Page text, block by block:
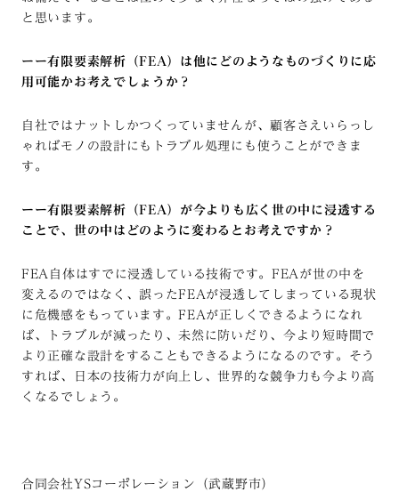
と思います。
ーー有限要素解析（FEA）は他にどのようなものづくりに応
用可能かお考えでしょうか？
自社ではナットしかつくっていませんが、顧客さえいらっし
ゃればモノの設計にもトラブル処理にも使うことができま
す。
ーー有限要素解析（FEA）が今よりも広く世の中に浸透する
ことで、世の中はどのように変わるとお考えですか？
FEA自体はすでに浸透している技術です。FEAが世の中を
変えるのではなく、誤ったFEAが浸透してしまっている現状
に危機感をもっています。FEAが正しくできるようになれ
ば、トラブルが減ったり、未然に防いだり、今より短時間で
より正確な設計をすることもできるようになるのです。そう
すれば、日本の技術力が向上し、世界的な競争力も今より高
くなるでしょう。
合同会社YSコーポレーション（武蔵野市）